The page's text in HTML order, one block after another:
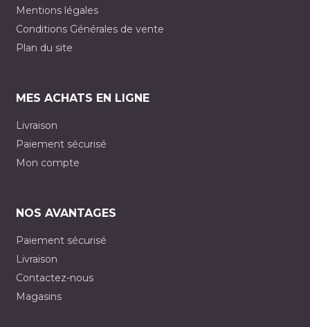
Mentions légales
Conditions Générales de vente
Plan du site
MES ACHATS EN LIGNE
Livraison
Paiement sécurisé
Mon compte
NOS AVANTAGES
Paiement sécurisé
Livraison
Contactez-nous
Magasins